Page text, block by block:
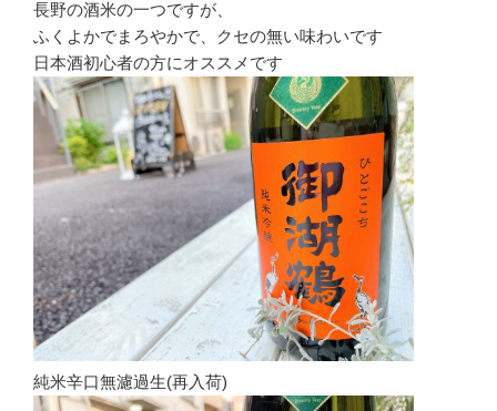
長野の酒米の一つですが、
ふくよかでまろやかで、クセの無い味わいです
日本酒初心者の方にオススメです
純米辛口無濾過生(再入荷)